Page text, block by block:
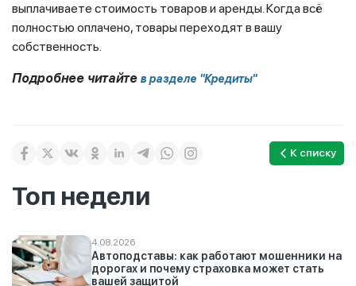
выплачиваете стоимость товаров и аренды. Когда всё
полностью оплачено, товары переходят в вашу
собственность.
Подробнее читайте в разделе "Кредиты"
К списку
Топ недели
4.08.2026
Автоподставы: как работают мошенники на
дорогах и почему страховка может стать
вашей защитой